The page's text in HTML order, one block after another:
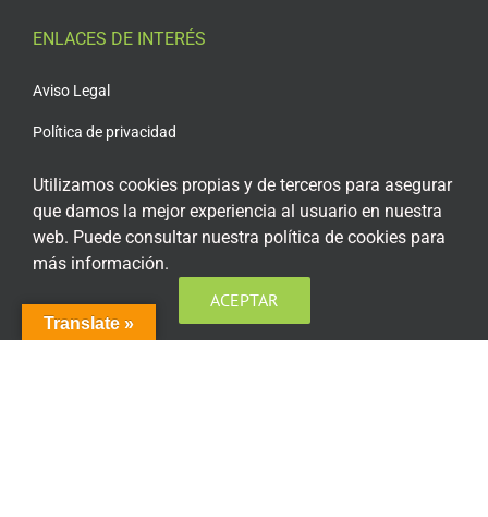
ENLACES DE INTERÉS
Aviso Legal
Política de privacidad
Política de cookies
Condiciones generales de contratación
Acceso plataforma de teleformación
Translate »
Utilizamos cookies propias y de terceros para asegurar
que damos la mejor experiencia al usuario en nuestra
web. Puede consultar nuestra política de cookies para
más información.
ACEPTAR